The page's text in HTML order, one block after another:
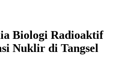
Biologi Radioaktif
Nuklir di Tangsel